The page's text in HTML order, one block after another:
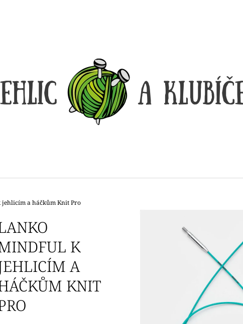
a háčkům Knit Pro
K
A
KNIT
CO POTŘEBUJETE NAJÍT?
HLEDAT
NA DROBNOSTI
Kč